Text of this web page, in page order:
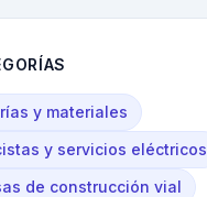
y materiales
y servicios eléctricos
de construcción vial